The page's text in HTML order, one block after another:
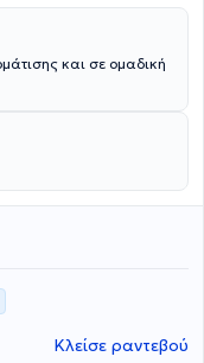
και σε ομαδική
Κλείσε ραντεβού